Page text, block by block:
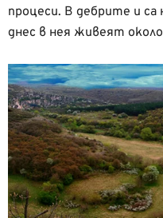
процеси. В дебрите и
днес в нея живеят